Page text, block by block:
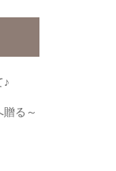
♪
る～